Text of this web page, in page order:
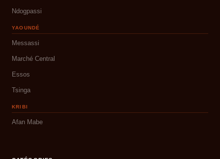
Ndogpassi
YAOUNDÉ
Messassi
Marché Central
Essos
Tsinga
KRIBI
Afan Mabe